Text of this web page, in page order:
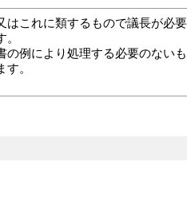
これに類するもので議長が必
。
例により処理する必要のない
す。